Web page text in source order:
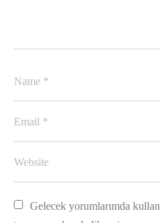
Gelecek yorumlarımda